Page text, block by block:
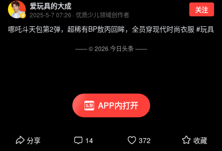
APP内打开
爱玩具的大成
2025-5-7 07:26 · 优质少儿领域创作者
关注
哪吒斗天包第2弹，超稀有BP敖丙回眸，全员穿现代时尚衣服 #玩具
分享 14 372 收藏
—— ©2026 今日头条——